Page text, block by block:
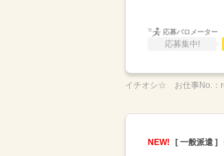
応募バロメーター
応募集中!
イチオシ☆ お仕事No.：
NEW! [ 一般派遣 ]